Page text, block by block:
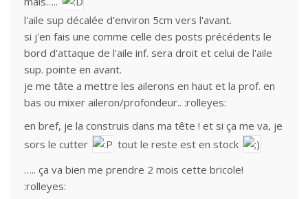
l'aile sup décalée d'environ 5cm vers l'avant.
si j'en fais une comme celle des posts précédents le
bord d'attaque de l'aile inf. sera droit et celui de l'aile
sup. pointe en avant.
je me tâte a mettre les ailerons en haut et la prof. en
bas ou mixer aileron/profondeur.. :rolleyes:
en bref, je la construis dans ma tête ! et si ça me va, je
sors le cutter
tout le reste est en stock
….. ça va bien me prendre 2 mois cette bricole!
:rolleyes: